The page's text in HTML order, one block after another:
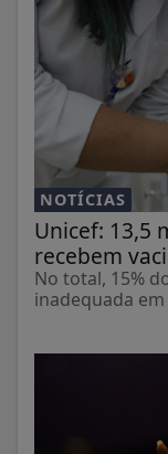
NOTÍCIAS
Unicef: 13,5
recebem
No total, 15%
inadequada